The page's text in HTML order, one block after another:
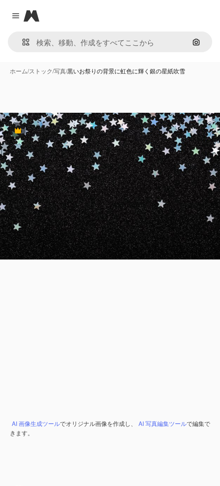
Close menu
Magnific
画像で
ホーム/ストック/写真/黒いお祭りの背景に虹色に輝く銀の星紙吹雪
Premium
AI 画像生成ツールでオリジナル画像を作成し、 AI 写真編集ツールで編集で
きます。